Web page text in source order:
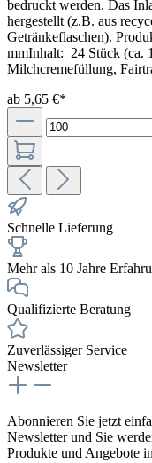
bedruckt werden. Das
hergestellt (z.B. aus
Getränkeflaschen).
mmInhalt: 24 Stück (ca.
Milchcremefüllung,
ab 5,65 €*
Schnelle Lieferung
Mehr als 10 Jahre
Qualifizierte Beratung
Zuverlässiger Service
Newsletter
Abonnieren Sie jetzt
Newsletter und Sie
Produkte und Angebote